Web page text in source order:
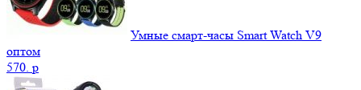
Умные смарт-часы Smart Watch V9
оптом
570. p